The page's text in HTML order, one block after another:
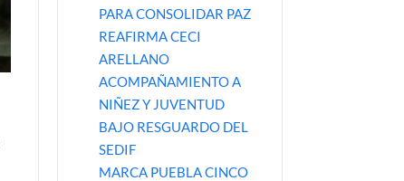
PARA CONSOLIDAR PAZ
REAFIRMA CECI
ARELLANO
ACOMPAÑAMIENTO A
NIÑEZ Y JUVENTUD
BAJO RESGUARDO DEL
SEDIF
MARCA PUEBLA CINCO